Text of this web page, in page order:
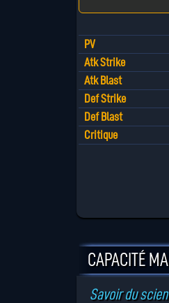
PV
Atk Strike
Atk Blast
Def Strike
Def Blast
Critique
CAPACITÉ
Savoir du